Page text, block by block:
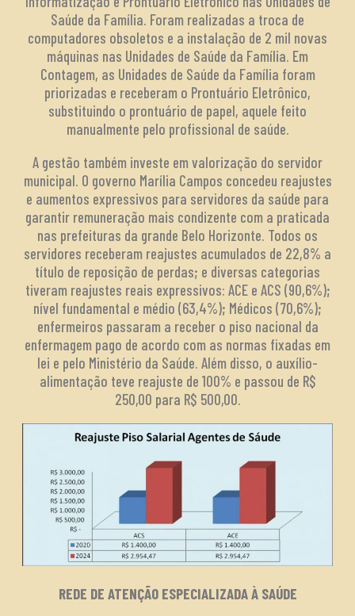
Saúde da Família. Foram realizadas a troca de
computadores obsoletos e a instalação de 2 mil novas
máquinas nas Unidades de Saúde da Família. Em
Contagem, as Unidades de Saúde da Família foram
priorizadas e receberam o Prontuário Eletrônico,
substituindo o prontuário de papel, aquele feito
manualmente pelo profissional de saúde.
A gestão também investe em valorização do servidor
municipal. O governo Marília Campos concedeu reajustes
e aumentos expressivos para servidores da saúde para
garantir remuneração mais condizente com a praticada
nas prefeituras da grande Belo Horizonte. Todos os
servidores receberam reajustes acumulados de 22,8% a
título de reposição de perdas; e diversas categorias
tiveram reajustes reais expressivos: ACE e ACS (90,6%);
nível fundamental e médio (63,4%); Médicos (70,6%);
enfermeiros passaram a receber o piso nacional da
enfermagem pago de acordo com as normas fixadas em
lei e pelo Ministério da Saúde. Além disso, o auxílio-
alimentação teve reajuste de 100% e passou de R$
250,00 para R$ 500,00.
REDE DE ATENÇÃO ESPECIALIZADA À SAÚDE